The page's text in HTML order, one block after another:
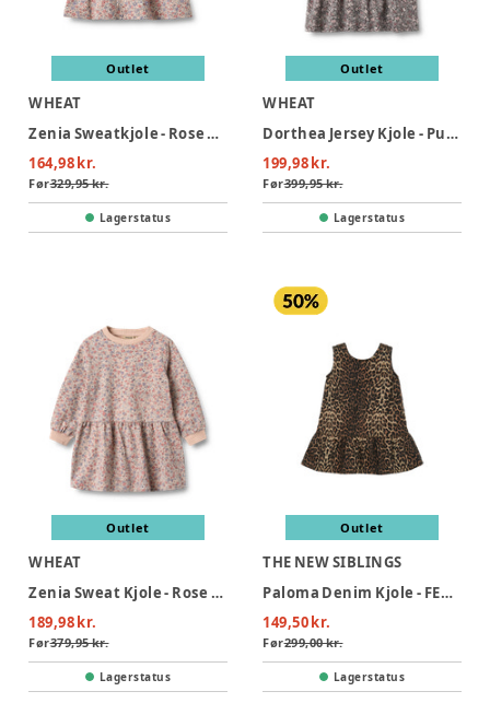
Outlet
WHEAT
Zenia Sweatkjole - Rose dust flowers
164,98 kr.
Før329,95 kr.
Lagerstatus
Outlet
WHEAT
Dorthea Jersey Kjole - Purple stone flowers
199,98 kr.
Før399,95 kr.
Lagerstatus
Outlet
WHEAT
Zenia Sweat Kjole - Rose dust flowers
189,98 kr.
Før379,95 kr.
Lagerstatus
Outlet
THE NEW SIBLINGS
Paloma Denim Kjole - FEATHEGRAY
149,50 kr.
Før299,00 kr.
Lagerstatus